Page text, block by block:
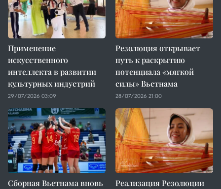
Применение
искусственного
интеллекта в развитии
культурных индустрий
29/07/2026 03:09
Резолюция открывает
путь к раскрытию
потенциала «мягкой
силы» Вьетнама
28/07/2026 21:00
Сборная Вьетнама вновь
Реализация Резолюции